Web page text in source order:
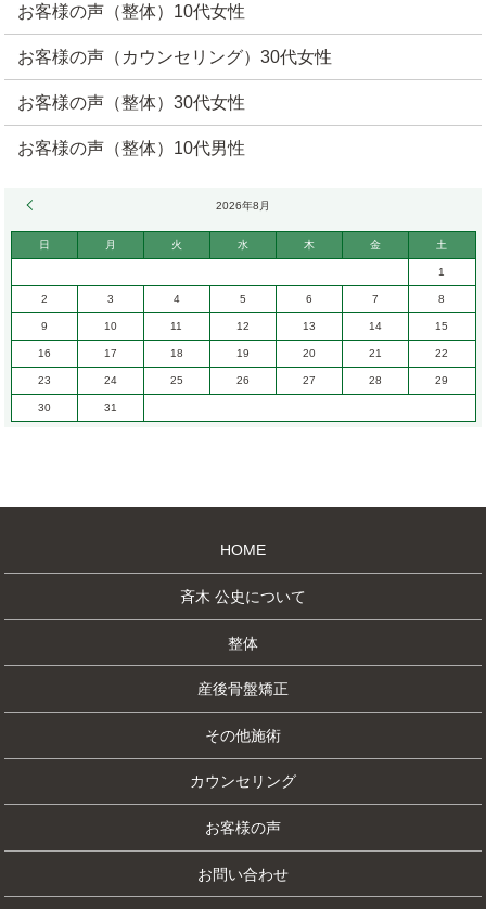
お客様の声（整体）10代女性
お客様の声（カウンセリング）30代女性
お客様の声（整体）30代女性
お客様の声（整体）10代男性
2026年8月
日 月 火 水 木 金 土
1
2 3 4 5 6 7 8
9 10 11 12 13 14 15
16 17 18 19 20 21 22
23 24 25 26 27 28 29
30 31
HOME
斉木 公史について
整体
産後骨盤矯正
その他施術
カウンセリング
お客様の声
お問い合わせ